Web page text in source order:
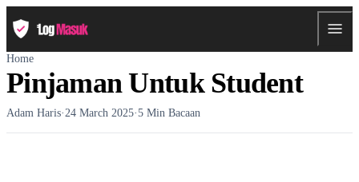
Home
Pinjaman Untuk Student
Adam Haris·24 March 2025·5 Min Bacaan